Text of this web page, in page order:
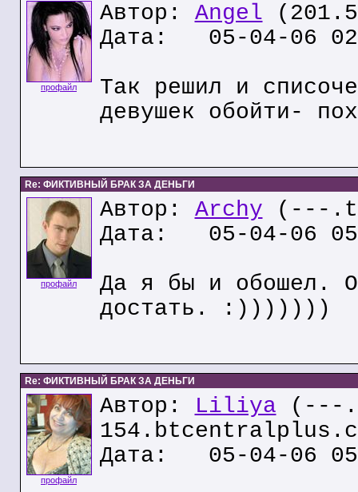
профайл
Автор: Angel
Дата: 05-04-06
Так решил и
девушек обойти-
Re: ФИКТИВНЫЙ БРАК ЗА ДЕНЬГИ
профайл
Автор: Archy (---
Дата: 05-04-06
Да я бы и обошел.
достать. :)))))))
Re: ФИКТИВНЫЙ БРАК ЗА ДЕНЬГИ
профайл
Автор: Liliya (---
Дата: 05-04-06